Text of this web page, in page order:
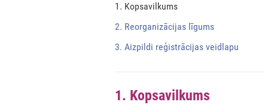
1. Kopsavilkums
2. Reorganizācijas līgums
3. Aizpildi reģistrācijas veidlapu
1. Kopsavilkums